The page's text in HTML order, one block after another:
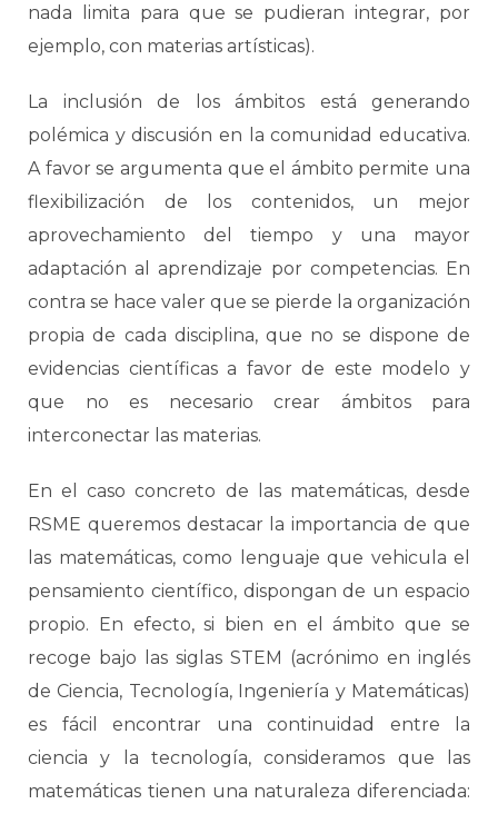
nada limita para que se pudieran integrar, por
ejemplo, con materias artísticas).
La inclusión de los ámbitos está generando
polémica y discusión en la comunidad educativa.
A favor se argumenta que el ámbito permite una
flexibilización de los contenidos, un mejor
aprovechamiento del tiempo y una mayor
adaptación al aprendizaje por competencias. En
contra se hace valer que se pierde la organización
propia de cada disciplina, que no se dispone de
evidencias científicas a favor de este modelo y
que no es necesario crear ámbitos para
interconectar las materias.
En el caso concreto de las matemáticas, desde
RSME queremos destacar la importancia de que
las matemáticas, como lenguaje que vehicula el
pensamiento científico, dispongan de un espacio
propio. En efecto, si bien en el ámbito que se
recoge bajo las siglas STEM (acrónimo en inglés
de Ciencia, Tecnología, Ingeniería y Matemáticas)
es fácil encontrar una continuidad entre la
ciencia y la tecnología, consideramos que las
matemáticas tienen una naturaleza diferenciada: